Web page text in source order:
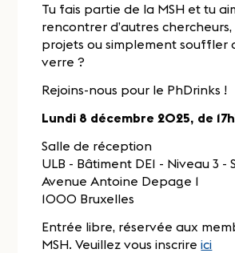
Tu fais partie de la MSH et tu
rencontrer d’autres
projets ou simplement souffler
verre ?
Rejoins-nous pour le PhDrinks !
Lundi 8 décembre 2025, de
Salle de réception
ULB - Bâtiment DE1 - Niveau 3 -
Avenue Antoine Depage 1
1000 Bruxelles
Entrée libre, réservée aux
MSH. Veuillez vous inscrireici